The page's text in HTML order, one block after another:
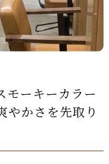
モーキーカラー
かさを先取り